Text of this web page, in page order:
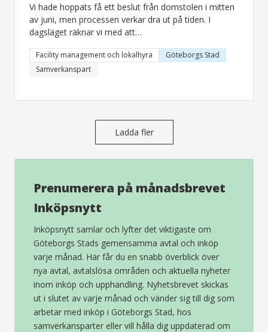
Vi hade hoppats få ett beslut från domstolen i mitten
av juni, men processen verkar dra ut på tiden. I
dagsläget räknar vi med att…
Facility management och lokalhyra
Göteborgs Stad
Samverkanspart
Ladda fler
Prenumerera på månadsbrevet
Inköpsnytt
Inköpsnytt samlar och lyfter det viktigaste om
Göteborgs Stads gemensamma avtal och inköp
varje månad. Här får du en snabb överblick över
nya avtal, avtalslösa områden och aktuella nyheter
inom inköp och upphandling. Nyhetsbrevet skickas
ut i slutet av varje månad och vänder sig till dig som
arbetar med inköp i Göteborgs Stad, hos
samverkansparter eller vill hålla dig uppdaterad om